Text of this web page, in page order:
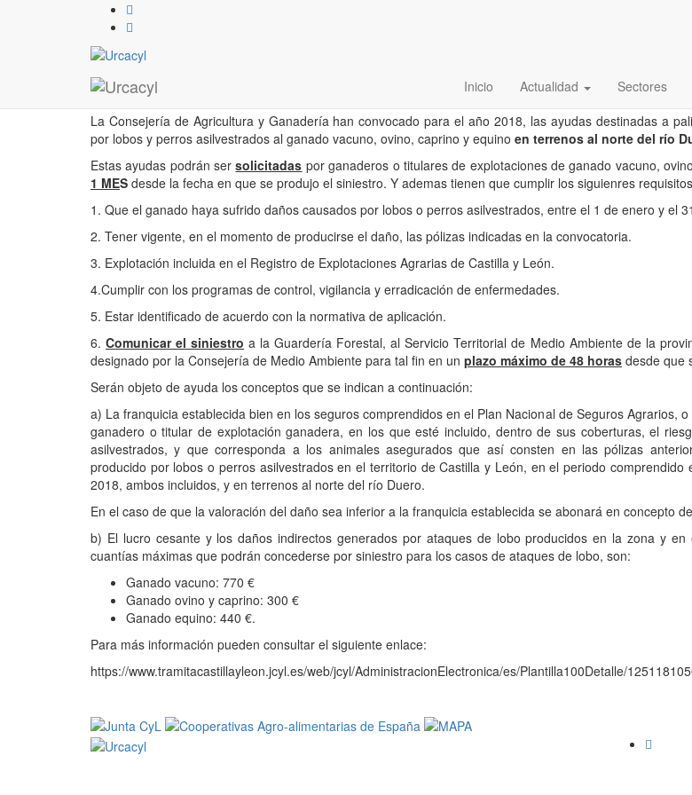
Inicio Actualidad Sectores
AYUDAS PARA PALIAR LOS DAÑOS
ASILVESTRADOS 2018
03 / 08 / 2018
La Consejería de Agricultura y Ganadería han convocado para el año 2018, las ayudas destinadas a
por lobos y perros asilvestrados al ganado vacuno, ovino, caprino y equino en terrenos al norte del río
Estas ayudas podrán sersolicitadas por ganaderos o titulares de explotaciones de ganado vacuno,
1 MES desde la fecha en que se produjo el siniestro. Y ademas tienen que cumplir los siguienres requisitos
1. Que el ganado haya sufrido daños causados por lobos o perros asilvestrados, entre el 1 de enero y el
2. Tener vigente, en el momento de producirse el daño, las pólizas indicadas en la convocatoria.
3. Explotación incluida en el Registro de Explotaciones Agrarias de Castilla y León.
4.Cumplir con los programas de control, vigilancia y erradicación de enfermedades.
5. Estar identificado de acuerdo con la normativa de aplicación.
6.Comunicar el siniestro a la Guardería Forestal, al Servicio Territorial de Medio Ambiente de la
designado por la Consejería de Medio Ambiente para tal fin en un plazo máximo de 48 horas desde que
Serán objeto de ayuda los conceptos que se indican a continuación:
a) La franquicia establecida bien en los seguros comprendidos en el Plan Nacional de Seguros Agrarios,
ganadero o titular de explotación ganadera, en los que esté incluido, dentro de sus coberturas, el
asilvestrados, y que corresponda a los animales asegurados que así consten en las pólizas
producido por lobos o perros asilvestrados en el territorio de Castilla y León, en el periodo
2018, ambos incluidos, y en terrenos al norte del río Duero.
En el caso de que la valoración del daño sea inferior a la franquicia establecida se abonará en concepto
b) El lucro cesante y los daños indirectos generados por ataques de lobo producidos en la zona y
cuantías máximas que podrán concederse por siniestro para los casos de ataques de lobo, son:
Ganado vacuno: 770 €
Ganado ovino y caprino: 300 €
Ganado equino: 440 €.
Para más información pueden consultar el siguiente enlace:
https://www.tramitacastillayleon.jcyl.es/web/jcyl/AdministracionElectronica/es/Plantilla100Detalle/